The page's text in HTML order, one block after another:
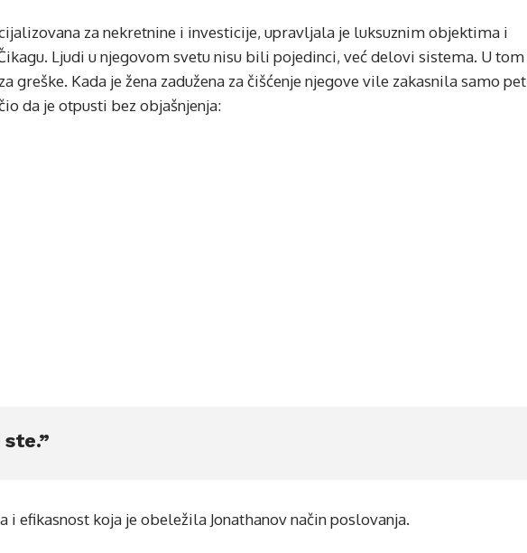
za nekretnine i investicije, upravljala je luksuznim objektima i
Ljudi u njegovom svetu nisu bili pojedinci, već delovi sistema. U tom
greške. Kada je žena zadužena za čišćenje njegove vile zakasnila samo pet
da je otpusti bez objašnjenja:
i efikasnost koja je obeležila Jonathanov način poslovanja.